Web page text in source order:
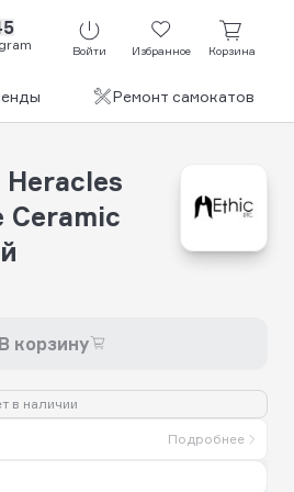
Войти Избранное Корзина
Ремонт самокатов
Ceramic
В корзину
в наличии
Подробнее